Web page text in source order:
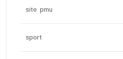
site pmu
sport